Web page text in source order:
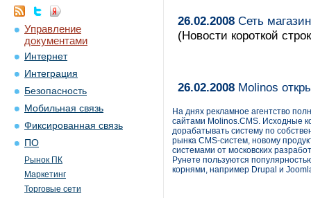
Управление
документами
Интернет
Интеграция
Безопасность
Мобильная связь
Фиксированная связь
ПО
Рынок ПК
Маркетинг
Торговые сети
26.02.2008 Сеть
(Новости короткой
26.02.2008 Molinos
На днях рекламное агентство
сайтами Molinos.CMS. Исходные
дорабатывать систему по
рынка CMS-систем, новому
системами от московских
Рунете пользуются
корнями, например Drupal и